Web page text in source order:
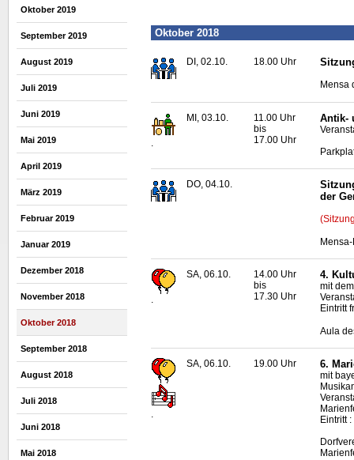
Oktober 2019
September 2019
August 2019
Juli 2019
Juni 2019
Mai 2019
April 2019
März 2019
Februar 2019
Januar 2019
Dezember 2018
November 2018
Oktober 2018
September 2018
August 2018
Juli 2018
Juni 2018
Mai 2018
Oktober 2018
DI, 02.10. 18.00 Uhr
Mensa
MI, 03.10.
11.00 Uhr
bis
17.00 Uhr
Antik-
DO, 04.10.
der
.
SA, 06.10.
14.00 Uhr
bis
17.30 Uhr
4.
mit
Eintritt
Aula
.
SA, 06.10. 19.00 Uhr 6.
mit
Eintritt